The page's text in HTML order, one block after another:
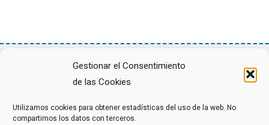
Gestionar el Consentimiento
de las Cookies
Utilizamos cookies para obtener estadísticas del uso de la web. No
compartimos los datos con terceros.
Asociación Federal Derecho a Morir Dignamente (DMD)